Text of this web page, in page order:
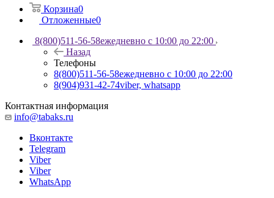
Корзина0
Отложенные0
8(800)511-56-58ежедневно с 10:00 до 22:00
Назад
Телефоны
8(800)511-56-58ежедневно с 10:00 до 22:00
8(904)931-42-74viber, whatsapp
Контактная информация
info@tabaks.ru
Вконтакте
Telegram
Viber
Viber
WhatsApp